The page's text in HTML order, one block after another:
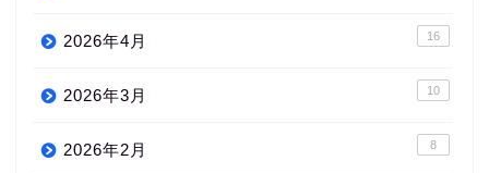
2026年4月 16
2026年3月 10
2026年2月 8